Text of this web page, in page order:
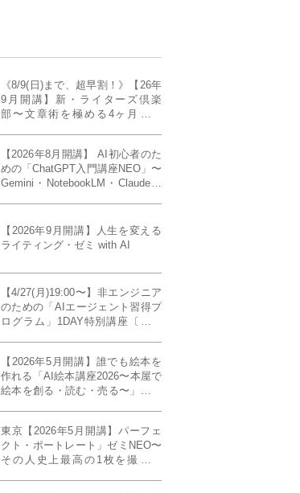
《8/9(日)まで、超早割！》【26年
9月開講】新・ライターズ倶楽
部〜文章術を極める4ヶ月講義
【2026年8月開講】 AI初心者のた
めの「ChatGPT入門講座NEO」〜
Gemini・NotebookLM・Claudeま
座〕
【2026年9月開講】人生を変える
ライティング・ゼミ with AI
【4/27(月)19:00〜】非エンジニア
のための「AIエージェント習得プ
ログラム」1DAY特別講座〔パワ
【2026年5月開講】誰でも絵本を
作れる「AI絵本講座2026〜本屋で
絵本を創る・読む・売る〜」イン
20名限定》
東京【2026年5月開講】パーフェ
クト・ポートレート」ゼミNEO〜
その人史上最高の1枚を撮る！